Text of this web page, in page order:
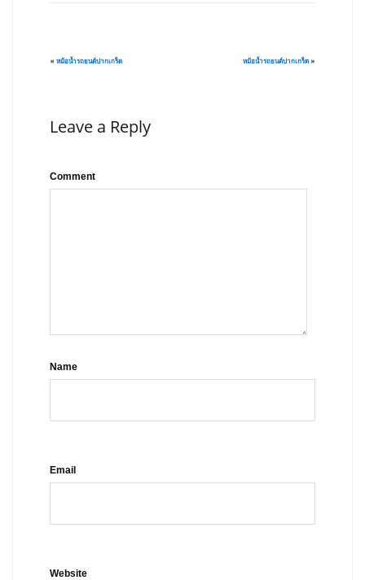
« หม้อน้ำรถยนต์ปากเกร็ด หม้อน้ำรถยนต์ปากเกร็ด »
Leave a Reply
Comment
Name
Email
Website